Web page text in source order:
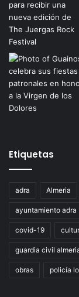
Etiquetas
adra Almeria
ayuntamiento adra
covid-19
guardia civil
obras policía